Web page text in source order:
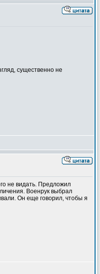
существенно не
не видать. Предложил
Военрук выбрал
Он еще говорил, чтобы я